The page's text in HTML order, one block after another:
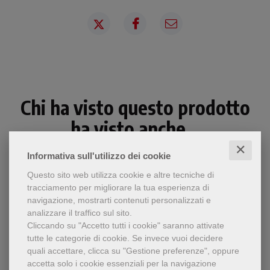
Informativa sull'utilizzo dei cookie ✕
Questo sito web utilizza cookie e altre tecniche di
tracciamento per migliorare la tua esperienza di
navigazione, mostrarti contenuti personalizzati e
analizzare il traffico sul sito.
Cliccando su "Accetto tutti i cookie" saranno attivate
tutte le categorie di cookie. Se invece vuoi decidere
quali accettare, clicca su "Gestione preferenze", oppure
accetta solo i cookie essenziali per la navigazione
Chi ha visto questo prodotto
ha visto anche...